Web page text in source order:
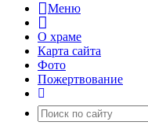
Меню
О храме
Карта сайта
Фото
Пожертвование